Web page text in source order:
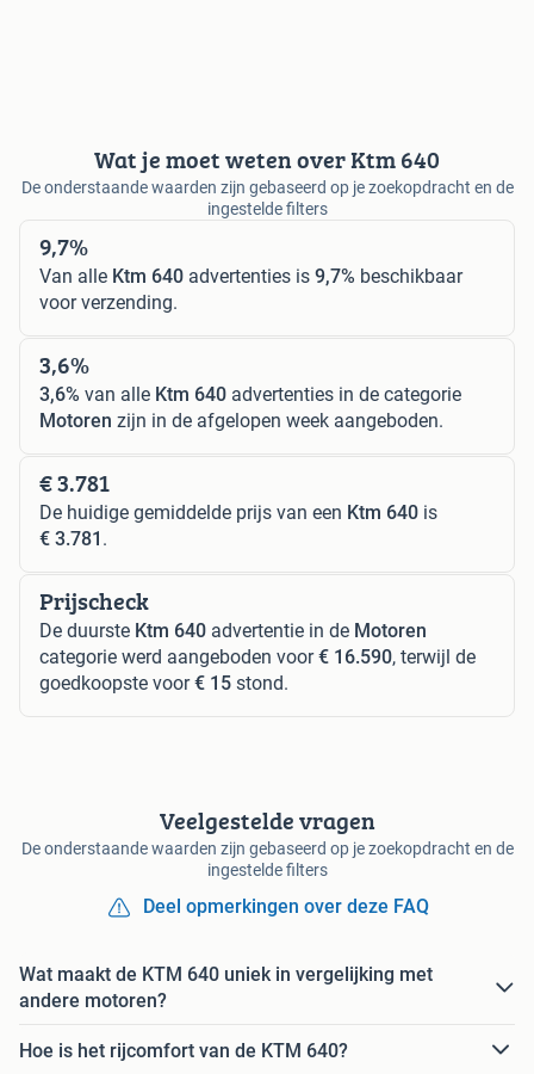
Wat je moet weten over Ktm 640
De onderstaande waarden zijn gebaseerd op je zoekopdracht en de
ingestelde filters
9,7%
Van alle Ktm 640 advertenties is 9,7% beschikbaar
voor verzending.
3,6%
3,6% van alle Ktm 640 advertenties in de categorie
Motoren zijn in de afgelopen week aangeboden.
€ 3.781
De huidige gemiddelde prijs van een Ktm 640 is
€ 3.781 .
Prijscheck
De duurste Ktm 640 advertentie in de Motoren
categorie werd aangeboden voor€ 16.590, terwijl de
goedkoopste voor€ 15 stond.
Veelgestelde vragen
De onderstaande waarden zijn gebaseerd op je zoekopdracht en de
ingestelde filters
Deel opmerkingen over deze FAQ
Wat maakt de KTM 640 uniek in vergelijking met
andere motoren?
Hoe is het rijcomfort van de KTM 640?